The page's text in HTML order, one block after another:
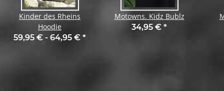
Kinder des Rheins
Hoodie
59,95 € - 64,95 € *
Motowns. Kidz Bublz
34,95 € *